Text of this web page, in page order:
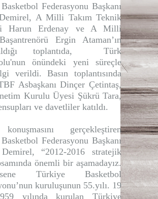
Federasyonu Başkanı
A Milli Takım Teknik
Harun Erdenay ve A Milli
Ergin Ataman’ın
toplantıda, Türk
önündeki yeni süreçle
verildi. Basın toplantısında
Asbaşkanı Dinçer Çetintaş,
Kurulu Üyesi Şükrü Tara,
ve davetliler katıldı.
gerçekleştiren
Federasyonu Başkanı
“2012-2016 stratejik
önemli bir aşamadayız.
Türkiye Basketbol
kuruluşunun 55.yılı. 19
yılında kurulan Türkiye